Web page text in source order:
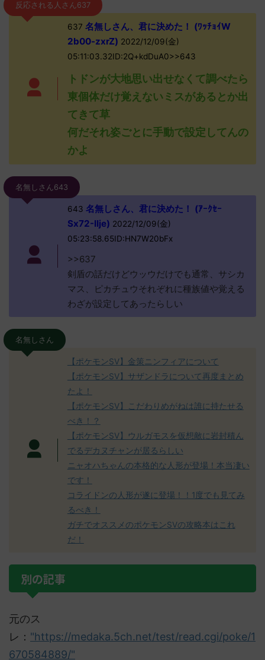
反応される人さん637
637 名無しさん、君に決めた！ (ﾜｯﾁｮｲW
2b00-zxrZ) 2022/12/09(金)
05:11:03.32ID:2Q+kdDuA0>>643
トドンが大地思い出せなくて調べたら
東個体だけ覚えないミスがあるとか出
てきて草
何だそれ姿ごとに手動で設定してんの
かよ
名無しさん643
643 名無しさん、君に決めた！ (ｱｰｸｾｰ
Sx72-IIje) 2022/12/09(金)
05:23:58.65ID:HN7W20bFx
>>637
剣盾の話だけどウッウだけでも通常、サシカ
マス、ピカチュウそれぞれに種族値や覚える
わざが設定してあったらしい
名無しさん
【ポケモンSV】金策ニンフィアについて
【ポケモンSV】サザンドラについて再度まとめ
たよ！
【ポケモンSV】こだわりめがねは誰に持たせる
べき！？
【ポケモンSV】ウルガモスを仮想敵に岩封積ん
でるデカヌチャンが居るらしい
ニャオハちゃんの本格的な人形が登場！本当凄い
です！
コライドンの人形が遂に登場！！1度でも見てみ
るべき！
ガチでオススメのポケモンSVの攻略本はこれ
だ！
別の記事
元のス
レ： "https://medaka.5ch.net/test/read.cgi/poke/1
670584889/"